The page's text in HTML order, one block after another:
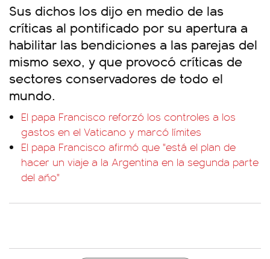
Sus dichos los dijo en medio de las
críticas al pontificado por su apertura a
habilitar las bendiciones a las parejas del
mismo sexo, y que provocó críticas de
sectores conservadores de todo el
mundo.
El papa Francisco reforzó los controles a los
gastos en el Vaticano y marcó límites
El papa Francisco afirmó que "está el plan de
hacer un viaje a la Argentina en la segunda parte
del año"